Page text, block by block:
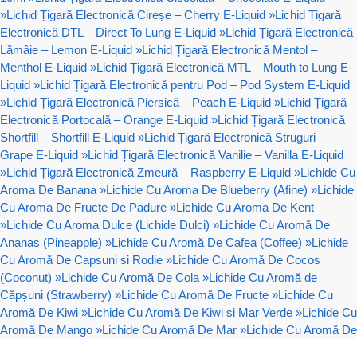
»Lichid Țigară Electronică Cireșe – Cherry E-Liquid »Lichid Țigară
Electronică DTL – Direct To Lung E-Liquid »Lichid Țigară Electronică
Lămâie – Lemon E-Liquid »Lichid Țigară Electronică Mentol –
Menthol E-Liquid »Lichid Țigară Electronică MTL – Mouth to Lung E-
Liquid »Lichid Țigară Electronică pentru Pod – Pod System E-Liquid
»Lichid Țigară Electronică Piersică – Peach E-Liquid »Lichid Țigară
Electronică Portocală – Orange E-Liquid »Lichid Țigară Electronică
Shortfill – Shortfill E-Liquid »Lichid Țigară Electronică Struguri –
Grape E-Liquid »Lichid Țigară Electronică Vanilie – Vanilla E-Liquid
»Lichid Țigară Electronică Zmeură – Raspberry E-Liquid »Lichide Cu
Aroma De Banana »Lichide Cu Aroma De Blueberry (Afine) »Lichide
Cu Aroma De Fructe De Padure »Lichide Cu Aroma De Kent
»Lichide Cu Aroma Dulce (Lichide Dulci) »Lichide Cu Aromă De
Ananas (Pineapple) »Lichide Cu Aromă De Cafea (Coffee) »Lichide
Cu Aromă De Capsuni si Rodie »Lichide Cu Aromă De Cocos
(Coconut) »Lichide Cu Aromă De Cola »Lichide Cu Aromă de
Căpșuni (Strawberry) »Lichide Cu Aromă De Fructe »Lichide Cu
Aromă De Kiwi »Lichide Cu Aromă De Kiwi si Mar Verde »Lichide Cu
Aromă De Mango »Lichide Cu Aromă De Mar »Lichide Cu Aromă De